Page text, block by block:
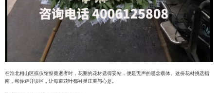
在淮北相山区殡仪馆祭奠逝者时，花圈的花材选得妥帖，便是无声的思念载体。这份花材挑选指
南，帮你避开误区，让每束花叶都衬显庄重与心意。